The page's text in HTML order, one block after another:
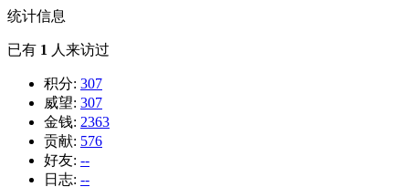
统计信息
已有 1 人来访过
积分: 307
威望: 307
金钱: 2363
贡献: 576
好友: --
日志: --